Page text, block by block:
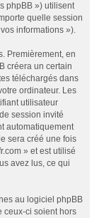
phpBB ») utilisent
quelle session
informations »).
Premièrement, en
créera un certain
téléchargés dans
ordinateur. Les
utilisateur
session invité
automatiquement
sera créé une fois
» et est utilisé
avez lus, ce qui
au logiciel phpBB
ceux-ci soient hors